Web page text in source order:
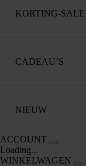
KORTING-SALE
CADEAU’S
NIEUW
ACCOUNT
Loading...
WINKELWAGEN